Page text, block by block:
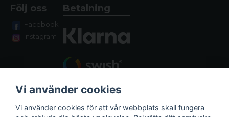
Följ oss
Facebook
Instagram
Betalning
Vi använder cookies
Vi använder cookies för att vår webbplats skall fungera